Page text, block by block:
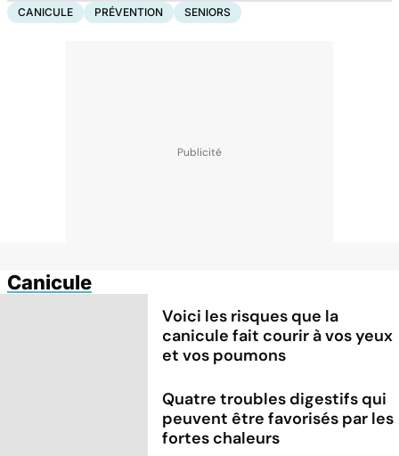
CANICULE PRÉVENTION SENIORS
Canicule
Voici les risques que la
canicule fait courir à vos yeux
et vos poumons
Quatre troubles digestifs qui
peuvent être favorisés par les
fortes chaleurs